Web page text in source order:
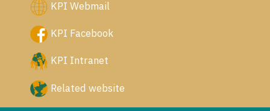
KPI Webmail
KPI Facebook
KPI Intranet
Related website